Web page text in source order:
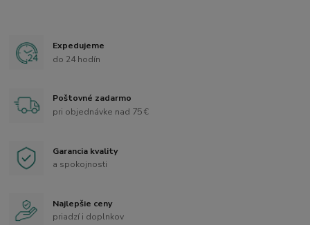
Expedujeme
do 24 hodín
Poštovné zadarmo
pri objednávke nad 75 €
Garancia kvality
a spokojnosti
Najlepšie ceny
priadzí i doplnkov